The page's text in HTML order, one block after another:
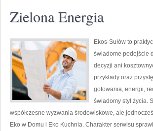
Zielona Energia
Ekos-Sułów to
świadome podejście
decyzji ani
przykłady oraz
gotowania, energii,
świadomy styl życia.
współczesne wyzwania środowiskowe, ale
Eko w Domu i Eko Kuchnia. Charakter serwisu